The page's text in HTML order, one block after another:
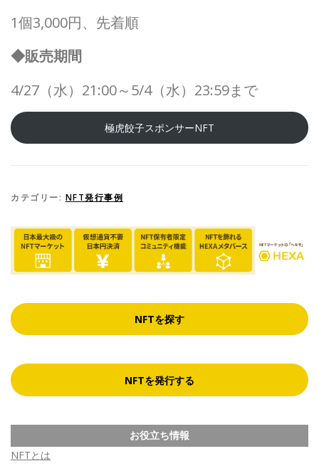
1個3,000円、先着順
◆販売期間
4/27（水）21:00～5/4（水）23:59まで
極虎餃子スポンサーNFT
カテゴリー: NFT発行事例
NFTを探す
NFTを発行する
お役立ち情報
NFTとは